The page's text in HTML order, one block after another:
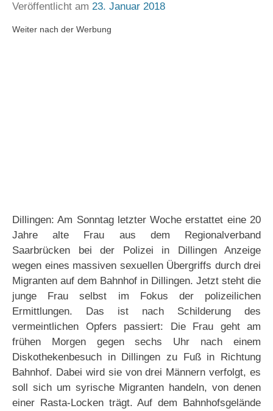
Veröffentlicht am 23. Januar 2018
Weiter nach der Werbung
Dillingen: Am Sonntag letzter Woche erstattet eine 20
Jahre alte Frau aus dem Regionalverband
Saarbrücken bei der Polizei in Dillingen Anzeige
wegen eines massiven sexuellen Übergriffs durch drei
Migranten auf dem Bahnhof in Dillingen. Jetzt steht die
junge Frau selbst im Fokus der polizeilichen
Ermittlungen. Das ist nach Schilderung des
vermeintlichen Opfers passiert: Die Frau geht am
frühen Morgen gegen sechs Uhr nach einem
Diskothekenbesuch in Dillingen zu Fuß in Richtung
Bahnhof. Dabei wird sie von drei Männern verfolgt, es
soll sich um syrische Migranten handeln, von denen
einer Rasta-Locken trägt. Auf dem Bahnhofsgelände